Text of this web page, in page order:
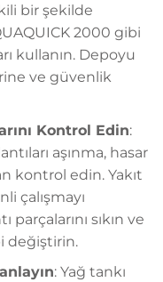
bir şekilde
2000 gibi
kullanın. Depoyu
ve güvenlik
Kontrol Edin:
aşınma, hasar
kontrol edin. Yakıt
çalışmayı
sıkın ve
değiştirin.
: Yağ tankı